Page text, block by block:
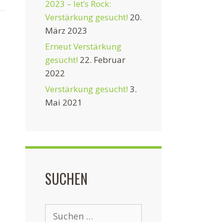
2023 – let’s Rock:
Verstärkung gesucht! 20.
März 2023
Erneut Verstärkung
gesucht! 22. Februar
2022
Verstärkung gesucht! 3.
Mai 2021
SUCHEN
Suchen